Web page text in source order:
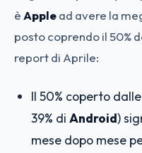
è Applead avere la
posto coprendo il 50%
report di Aprile:
Il 50% coperto
39% di Android)
mese dopo mese